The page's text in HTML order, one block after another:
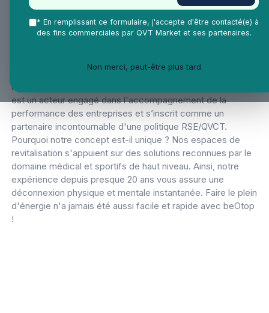
Présentation
retrouvent toute leur énergie en moins de 10 min. Expert et
leader dans l'agencement d'espaces bien-être, beOtop
est un acteur engagé dans l'accompagnement de la
performance des entreprises et s’inscrit comme un
partenaire incontournable d'une politique RSE/QVCT.
Pourquoi notre concept est-il unique ? Nos espaces de
revitalisation s'appuient sur des solutions reconnues par le
domaine médical et sportifs de haut niveau. Ainsi, notre
expérience depuis presque 20 ans vous assure une
déconnexion physique et mentale instantanée. Faire le plein
d'énergie n'a jamais été aussi facile et rapide avec beOtop
!
* En remplissant ce formulaire, j'accepte d'être contacté(e) à
des fins commerciales par QVT Market et ses partenaires.
Non merci, peut-être plus tard